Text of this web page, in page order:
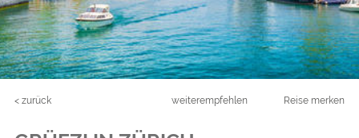
< zurück weiterempfehlen Reise merken